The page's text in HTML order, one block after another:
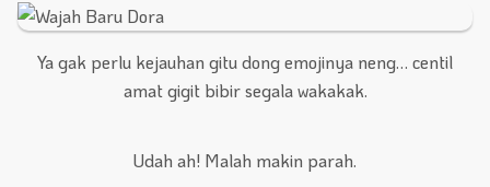
Ya gak perlu kejauhan gitu dong emojinya neng… centil
amat gigit bibir segala wakakak.
Udah ah! Malah makin parah.